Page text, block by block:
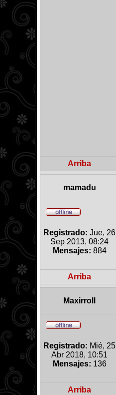
Arriba
mamadu
Registrado: Jue, 26
Sep 2013, 08:24
Mensajes: 884
Arriba
Maxirroll
Registrado: Mié, 25
Abr 2018, 10:51
Mensajes: 136
Arriba